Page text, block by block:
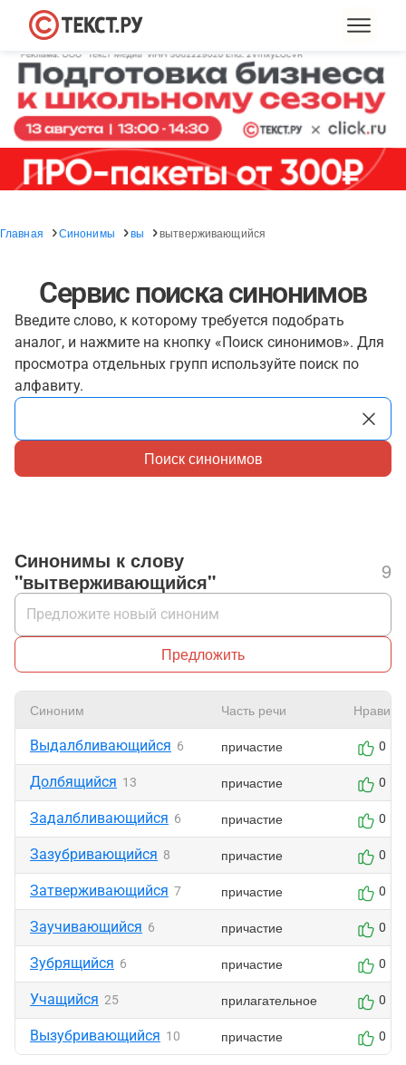
Главная Синонимы вы вытверживающийся
Сервис поиска синонимов
Введите слово, к которому требуется подобрать
аналог, и нажмите на кнопку «Поиск синонимов». Для
просмотра отдельных групп используйте поиск по
алфавиту.
Поиск синонимов
Синонимы к слову
"вытверживающийся"
9
Предложить
Синоним Часть речи
Выдалбливающийся 6 причастие 0
Долбящийся 13 причастие 0
Задалбливающийся 6 причастие 0
Зазубривающийся 8 причастие 0
Затверживающийся 7 причастие 0
Заучивающийся 6 причастие 0
Зубрящийся 6 причастие 0
Учащийся 25 прилагательное 0
Вызубривающийся 10 причастие 0